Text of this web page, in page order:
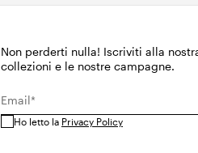
Non perderti nulla! Iscriviti alla
collezioni e le nostre campagne.
Email*
Ho letto la Privacy Policy